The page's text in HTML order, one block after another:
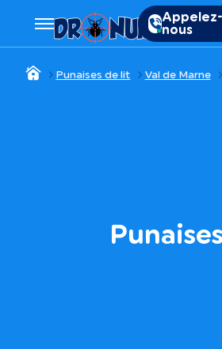
Appelez-
nous
Punaises de lit Val de Marne